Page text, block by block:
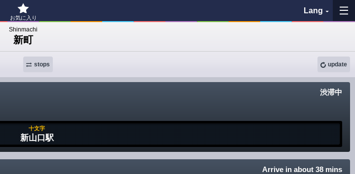
お気に入り
Lang
各バス会社リンク先
Shinmachi
新町
update
stops
渋滞中
十文字
新山口駅
Arrive in about 38 mins